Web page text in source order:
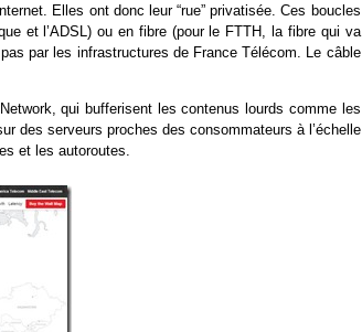
Elles ont donc leur “rue” privatisée. Ces boucles
et l’ADSL) ou en fibre (pour le FTTH, la fibre qui va
par les infrastructures de France Télécom. Le câble
qui bufferisent les contenus lourds comme les
des serveurs proches des consommateurs à l’échelle
et les autoroutes.